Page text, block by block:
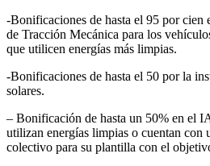
-Bonificaciones de hasta el 95 por cien
de Tracción Mecánica para los
que utilicen energías más limpias.
-Bonificaciones de hasta el 50 por la
solares.
– Bonificación de hasta un 50% en el
utilizan energías limpias o cuentan con
colectivo para su plantilla con el